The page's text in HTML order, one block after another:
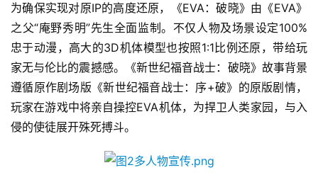
首
页
游
茶
原
为确保实现对原IP的高度还原，《EVA：破晓》由《EVA》
之父“庵野秀明”先生全面监制。不仅人物及场景设定100%
忠于动漫，高大的3D机体模型也按照1:1比例还原，带给玩
家无与伦比的震撼感。《新世纪福音战士：破晓》故事背景
遵循原作剧场版《新世纪福音战士：序+破》的原版剧情，
玩家在游戏中将亲自操控EVA机体，为捍卫人类家园，与入
侵的使徒展开殊死搏斗。